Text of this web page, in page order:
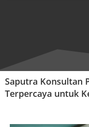
Saputra Konsultan
Terpercaya untuk